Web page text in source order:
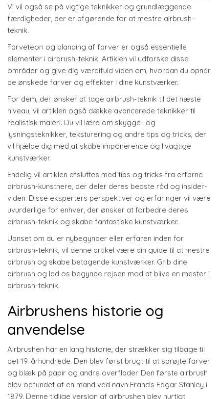
Vi vil også se på vigtige teknikker og grundlæggende
færdigheder, der er afgørende for at mestre airbrush-
teknik.
Farveteori og blanding af farver er også essentielle
elementer i airbrush-teknik. Artiklen vil udforske disse
områder og give dig værdifuld viden om, hvordan du opnår
de ønskede farver og effekter i dine kunstværker.
For dem, der ønsker at tage airbrush-teknik til det næste
niveau, vil artiklen også dække avancerede teknikker til
realistisk maleri. Du vil lære om skygge- og
lysningsteknikker, teksturering og andre tips og tricks, der
vil hjælpe dig med at skabe imponerende og livagtige
kunstværker.
Endelig vil artiklen afsluttes med tips og tricks fra erfarne
airbrush-kunstnere, der deler deres bedste råd og insider-
viden. Disse eksperters perspektiver og erfaringer vil være
uvurderlige for enhver, der ønsker at forbedre deres
airbrush-teknik og skabe fantastiske kunstværker.
Uanset om du er nybegynder eller erfaren inden for
airbrush-teknik, vil denne artikel være din guide til at mestre
airbrush og skabe betagende kunstværker. Grib dine
airbrush og lad os begynde rejsen mod at blive en mester i
airbrush-teknik.
Airbrushens historie og
anvendelse
Airbrushen har en lang historie, der strækker sig tilbage til
det 19. århundrede. Den blev først brugt til at sprøjte farver
og blæk på papir og andre overflader. Den første airbrush
blev opfundet af en mand ved navn Francis Edgar Stanley i
1879. Denne tidlige version af airbrushen blev hurtigt